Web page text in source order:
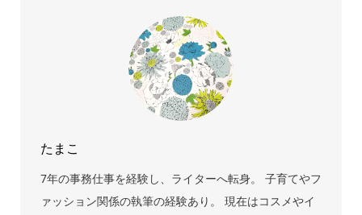
たまこ
7年の事務仕事を経験し、ライターへ転身。 子育てやフ
ァッション関係の執筆の経験あり。 現在はコスメやイ